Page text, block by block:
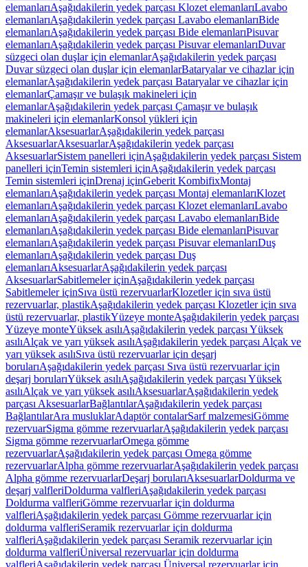
elemanlarıAşağıdakilerin yedek parçası Klozet elemanlarıLavabo
elemanlarıAşağıdakilerin yedek parçası Lavabo elemanlarıBide
elemanlarıAşağıdakilerin yedek parçası Bide elemanlarıPisuvar
elemanlarıAşağıdakilerin yedek parçası Pisuvar elemanlarıDuvar
süzgeci olan duşlar için elemanlarAşağıdakilerin yedek parçası
Duvar süzgeci olan duşlar için elemanlarBataryalar ve cihazlar için
elemanlarAşağıdakilerin yedek parçası Bataryalar ve cihazlar için
elemanlarÇamaşır ve bulaşık makineleri için
elemanlarAşağıdakilerin yedek parçası Çamaşır ve bulaşık
makineleri için elemanlarKonsol yükleri için
elemanlarAksesuarlarAşağıdakilerin yedek parçası
AksesuarlarAksesuarlarAşağıdakilerin yedek parçası
AksesuarlarSistem panelleri içinAşağıdakilerin yedek parçası Sistem
panelleri içinTemin sistemleri içinAşağıdakilerin yedek parçası
Temin sistemleri içinDrenaj içinGeberit KombifixMontaj
elemanlarıAşağıdakilerin yedek parçası Montaj elemanlarıKlozet
elemanlarıAşağıdakilerin yedek parçası Klozet elemanlarıLavabo
elemanlarıAşağıdakilerin yedek parçası Lavabo elemanlarıBide
elemanlarıAşağıdakilerin yedek parçası Bide elemanlarıPisuvar
elemanlarıAşağıdakilerin yedek parçası Pisuvar elemanlarıDuş
elemanlarıAşağıdakilerin yedek parçası Duş
elemanlarıAksesuarlarAşağıdakilerin yedek parçası
AksesuarlarSabitlemeler içinAşağıdakilerin yedek parçası
Sabitlemeler içinSıva üstü rezervuarlarKlozetler için sıva üstü
rezervuarlar, plastikAşağıdakilerin yedek parçası Klozetler için sıva
üstü rezervuarlar, plastikYüzeye monteAşağıdakilerin yedek parçası
Yüzeye monteYüksek asılıAşağıdakilerin yedek parçası Yüksek
asılıAlçak ve yarı yüksek asılıAşağıdakilerin yedek parçası Alçak ve
yarı yüksek asılıSıva üstü rezervuarlar için deşarj
borularıAşağıdakilerin yedek parçası Sıva üstü rezervuarlar için
deşarj borularıYüksek asılıAşağıdakilerin yedek parçası Yüksek
asılıAlçak ve yarı yüksek asılıAksesuarlarAşağıdakilerin yedek
parçası AksesuarlarBağlantılarAşağıdakilerin yedek parçası
BağlantılarAra musluklarAdaptör contalarSarf malzemesiGömme
rezervuarSigma gömme rezervuarlarAşağıdakilerin yedek parçası
Sigma gömme rezervuarlarOmega gömme
rezervuarlarAşağıdakilerin yedek parçası Omega gömme
rezervuarlarAlpha gömme rezervuarlarAşağıdakilerin yedek parçası
Alpha gömme rezervuarlarDeşarj borularıAksesuarlarDoldurma ve
deşarj valfleriDoldurma valfleriAşağıdakilerin yedek parçası
Doldurma valfleriGömme rezervuarlar için doldurma
valfleriAşağıdakilerin yedek parçası Gömme rezervuarlar için
doldurma valfleriSeramik rezervuarlar için doldurma
valfleriAşağıdakilerin yedek parçası Seramik rezervuarlar için
doldurma valfleriÜniversal rezervuarlar için doldurma
valfleriAşağıdakilerin yedek parçası Üniversal rezervuarlar için